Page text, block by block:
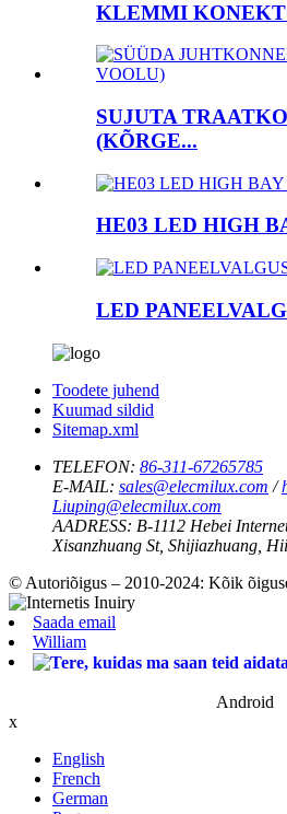
KLEMMI
SUJUTA
(KÕRGE...
HE03 LED HIGH
LED
Toodete juhend
Kuumad sildid
Sitemap.xml
TELEFON: 86-311-67265785
E-MAIL: sales@elecmilux.com /
Liuping@elecmilux.com
AADRESS: B-1112 Hebei
Xisanzhuang St, Shijiazhuang,
© Autoriõigus – 2010-2024: Kõik
Saada email
William
Android
x
English
French
German